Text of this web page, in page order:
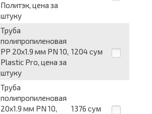
Политэк, цена за
штуку
Труба
полипропиленовая
PP 20х1.9 мм PN 10,
Plastic Pro, цена за
штуку
1204 сум
Труба
полипропиленовая
20х1.9 мм PN 10,
1376 сум